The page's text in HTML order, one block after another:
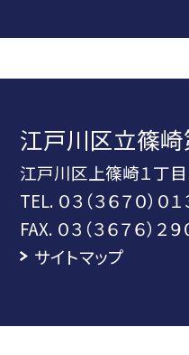
江戸川区立篠
江戸川区上篠崎１丁目
TEL. ０３（３６７０）０１
FAX. ０３（３６７６）２９
サイトマップ